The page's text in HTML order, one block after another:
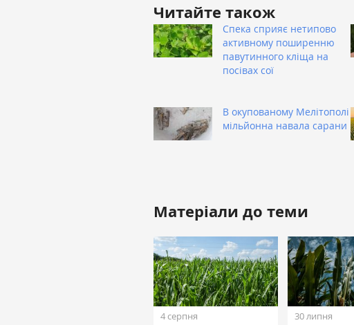
Читайте також
Спека сприяє нетипово
активному поширенню
павутинного кліща на
посівах сої
В окупованому Мелітополі
мільйонна навала сарани
Матеріали до теми
4 серпня 30 липня